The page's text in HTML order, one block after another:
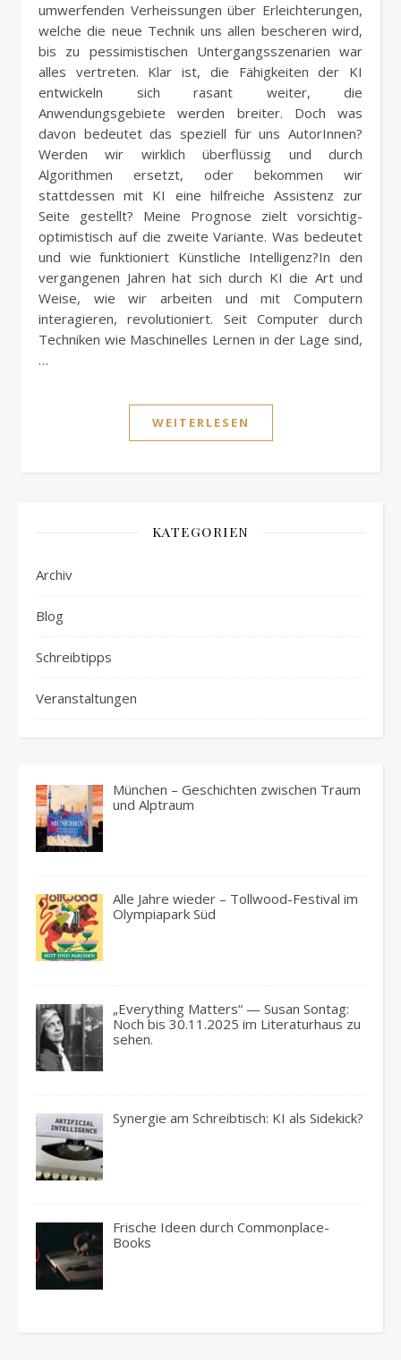
umwerfenden Verheissungen über Erleichterungen,
welche die neue Technik uns allen bescheren wird,
bis zu pessimistischen Untergangsszenarien war
alles vertreten. Klar ist, die Fähigkeiten der KI
entwickeln sich rasant weiter, die
Anwendungsgebiete werden breiter. Doch was
davon bedeutet das speziell für uns AutorInnen?
Werden wir wirklich überflüssig und durch
Algorithmen ersetzt, oder bekommen wir
stattdessen mit KI eine hilfreiche Assistenz zur
Seite gestellt? Meine Prognose zielt vorsichtig-
optimistisch auf die zweite Variante. Was bedeutet
und wie funktioniert Künstliche Intelligenz?In den
vergangenen Jahren hat sich durch KI die Art und
Weise, wie wir arbeiten und mit Computern
interagieren, revolutioniert. Seit Computer durch
Techniken wie Maschinelles Lernen in der Lage sind,
…
WEITERLESEN
KATEGORIEN
Archiv
Blog
Schreibtipps
Veranstaltungen
München – Geschichten zwischen Traum
und Alptraum
Alle Jahre wieder – Tollwood-Festival im
Olympiapark Süd
„Everything Matters“ — Susan Sontag:
Noch bis 30.11.2025 im Literaturhaus zu
sehen.
Synergie am Schreibtisch: KI als Sidekick?
Frische Ideen durch Commonplace-
Books